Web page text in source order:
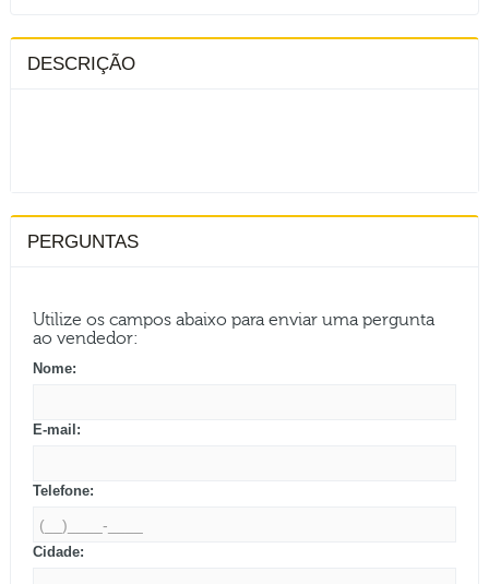
DESCRIÇÃO
PERGUNTAS
Utilize os campos abaixo para enviar uma pergunta
ao vendedor:
Nome:
E-mail:
Telefone:
Cidade: